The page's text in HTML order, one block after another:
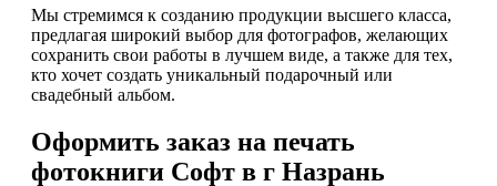
Мы стремимся к созданию продукции высшего класса,
предлагая широкий выбор для фотографов, желающих
сохранить свои работы в лучшем виде, а также для тех,
кто хочет создать уникальный подарочный или
свадебный альбом.
Оформить заказ на печать
фотокниги Софт в г Назрань